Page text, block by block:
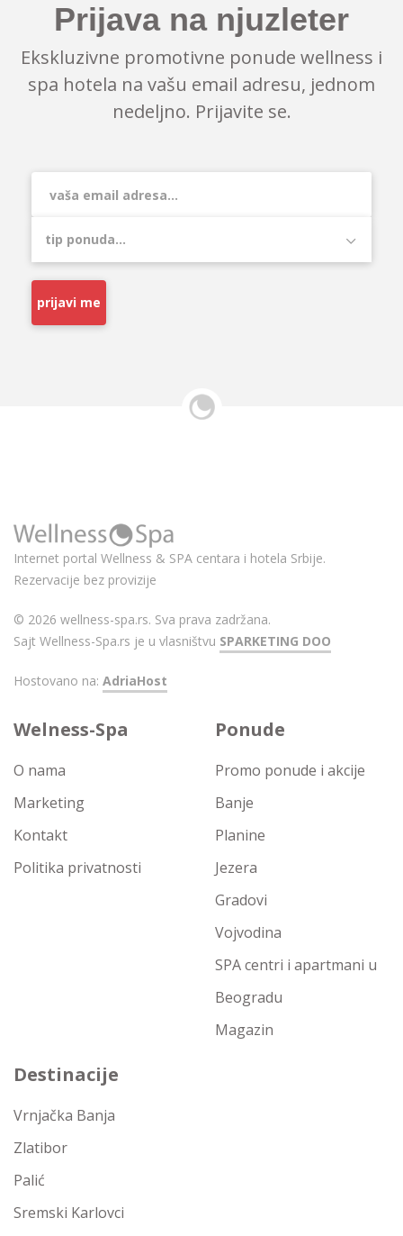
Prijava na njuzleter
Ekskluzivne promotivne ponude wellness i
spa hotela na vašu email adresu, jednom
nedeljno. Prijavite se.
prijavi me
Internet portal Wellness & SPA centara i hotela Srbije.
Rezervacije bez provizije
© 2026 wellness-spa.rs. Sva prava zadržana.
Sajt Wellness-Spa.rs je u vlasništvu SPARKETING DOO
Hostovano na: AdriaHost
Welness-Spa
O nama
Marketing
Kontakt
Politika privatnosti
Ponude
Promo ponude i akcije
Banje
Planine
Jezera
Gradovi
Vojvodina
SPA centri i apartmani u
Beogradu
Magazin
Destinacije
Vrnjačka Banja
Zlatibor
Palić
Sremski Karlovci